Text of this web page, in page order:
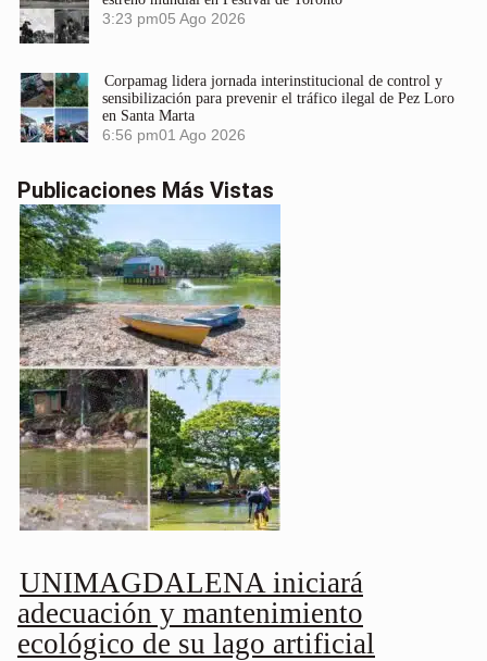
3:23 pm05 Ago 2026
Corpamag lidera jornada interinstitucional de control y
sensibilización para prevenir el tráfico ilegal de Pez Loro
en Santa Marta
6:56 pm01 Ago 2026
Publicaciones Más Vistas
UNIMAGDALENA iniciará
adecuación y mantenimiento
ecológico de su lago artificial